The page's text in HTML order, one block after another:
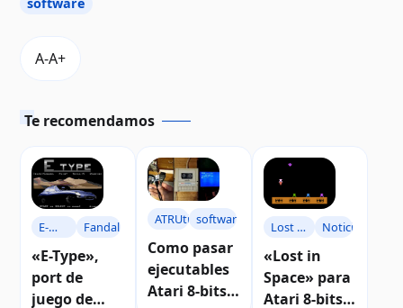
software
Te recomendamos
E-
Type
Fandal
«E-Type»,
port de
juego de
ATRUtil software
Como pasar
ejecutables
Atari 8-bits
Lost in
Space
Noticias
«Lost in
Space» para
Atari 8-bits |